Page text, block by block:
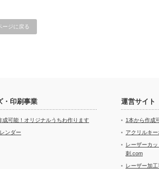
ージに戻る
・印刷事業
成可能！オリジナルうちわ作ります
ンダー
運営サイト
1本から作成
アクリルキ
レーザーカ
刺.com
レーザー加